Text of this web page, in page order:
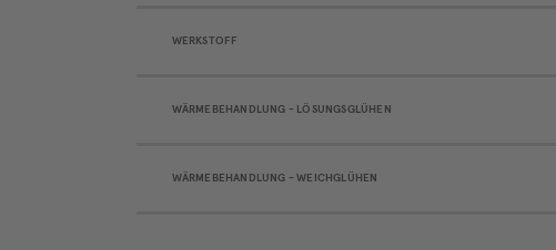
WERKSTOFF
WÄRMEBEHANDLUNG - LÖSUNGSGLÜHEN
WÄRMEBEHANDLUNG - WEICHGLÜHEN